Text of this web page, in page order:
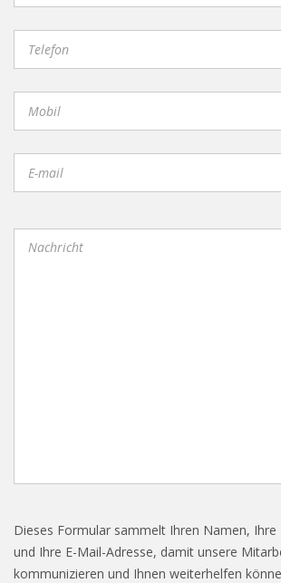
Dieses Formular sammelt Ihren Namen,
und Ihre E-Mail-Adresse, damit unsere
kommunizieren und Ihnen weiterhelfen